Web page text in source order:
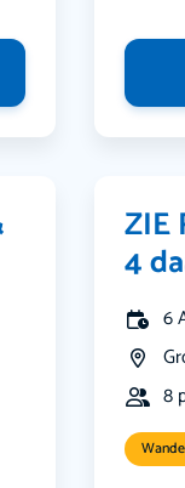
ZIE
4
6
8